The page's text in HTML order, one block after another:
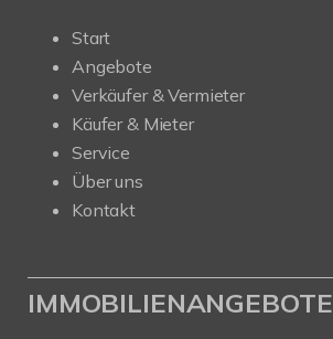
Start
Angebote
Verkäufer & Vermieter
Käufer & Mieter
Service
Über uns
Kontakt
IMMOBILIENANGEBOTE